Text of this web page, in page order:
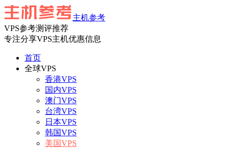
主机参考
VPS参考测评推荐
专注分享VPS主机优惠信息
首页
全球VPS
香港VPS
国内VPS
澳门VPS
台湾VPS
日本VPS
韩国VPS
美国VPS